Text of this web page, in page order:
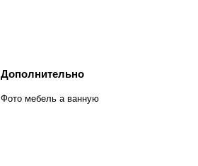
Дополнительно
Фото мебель а ванную